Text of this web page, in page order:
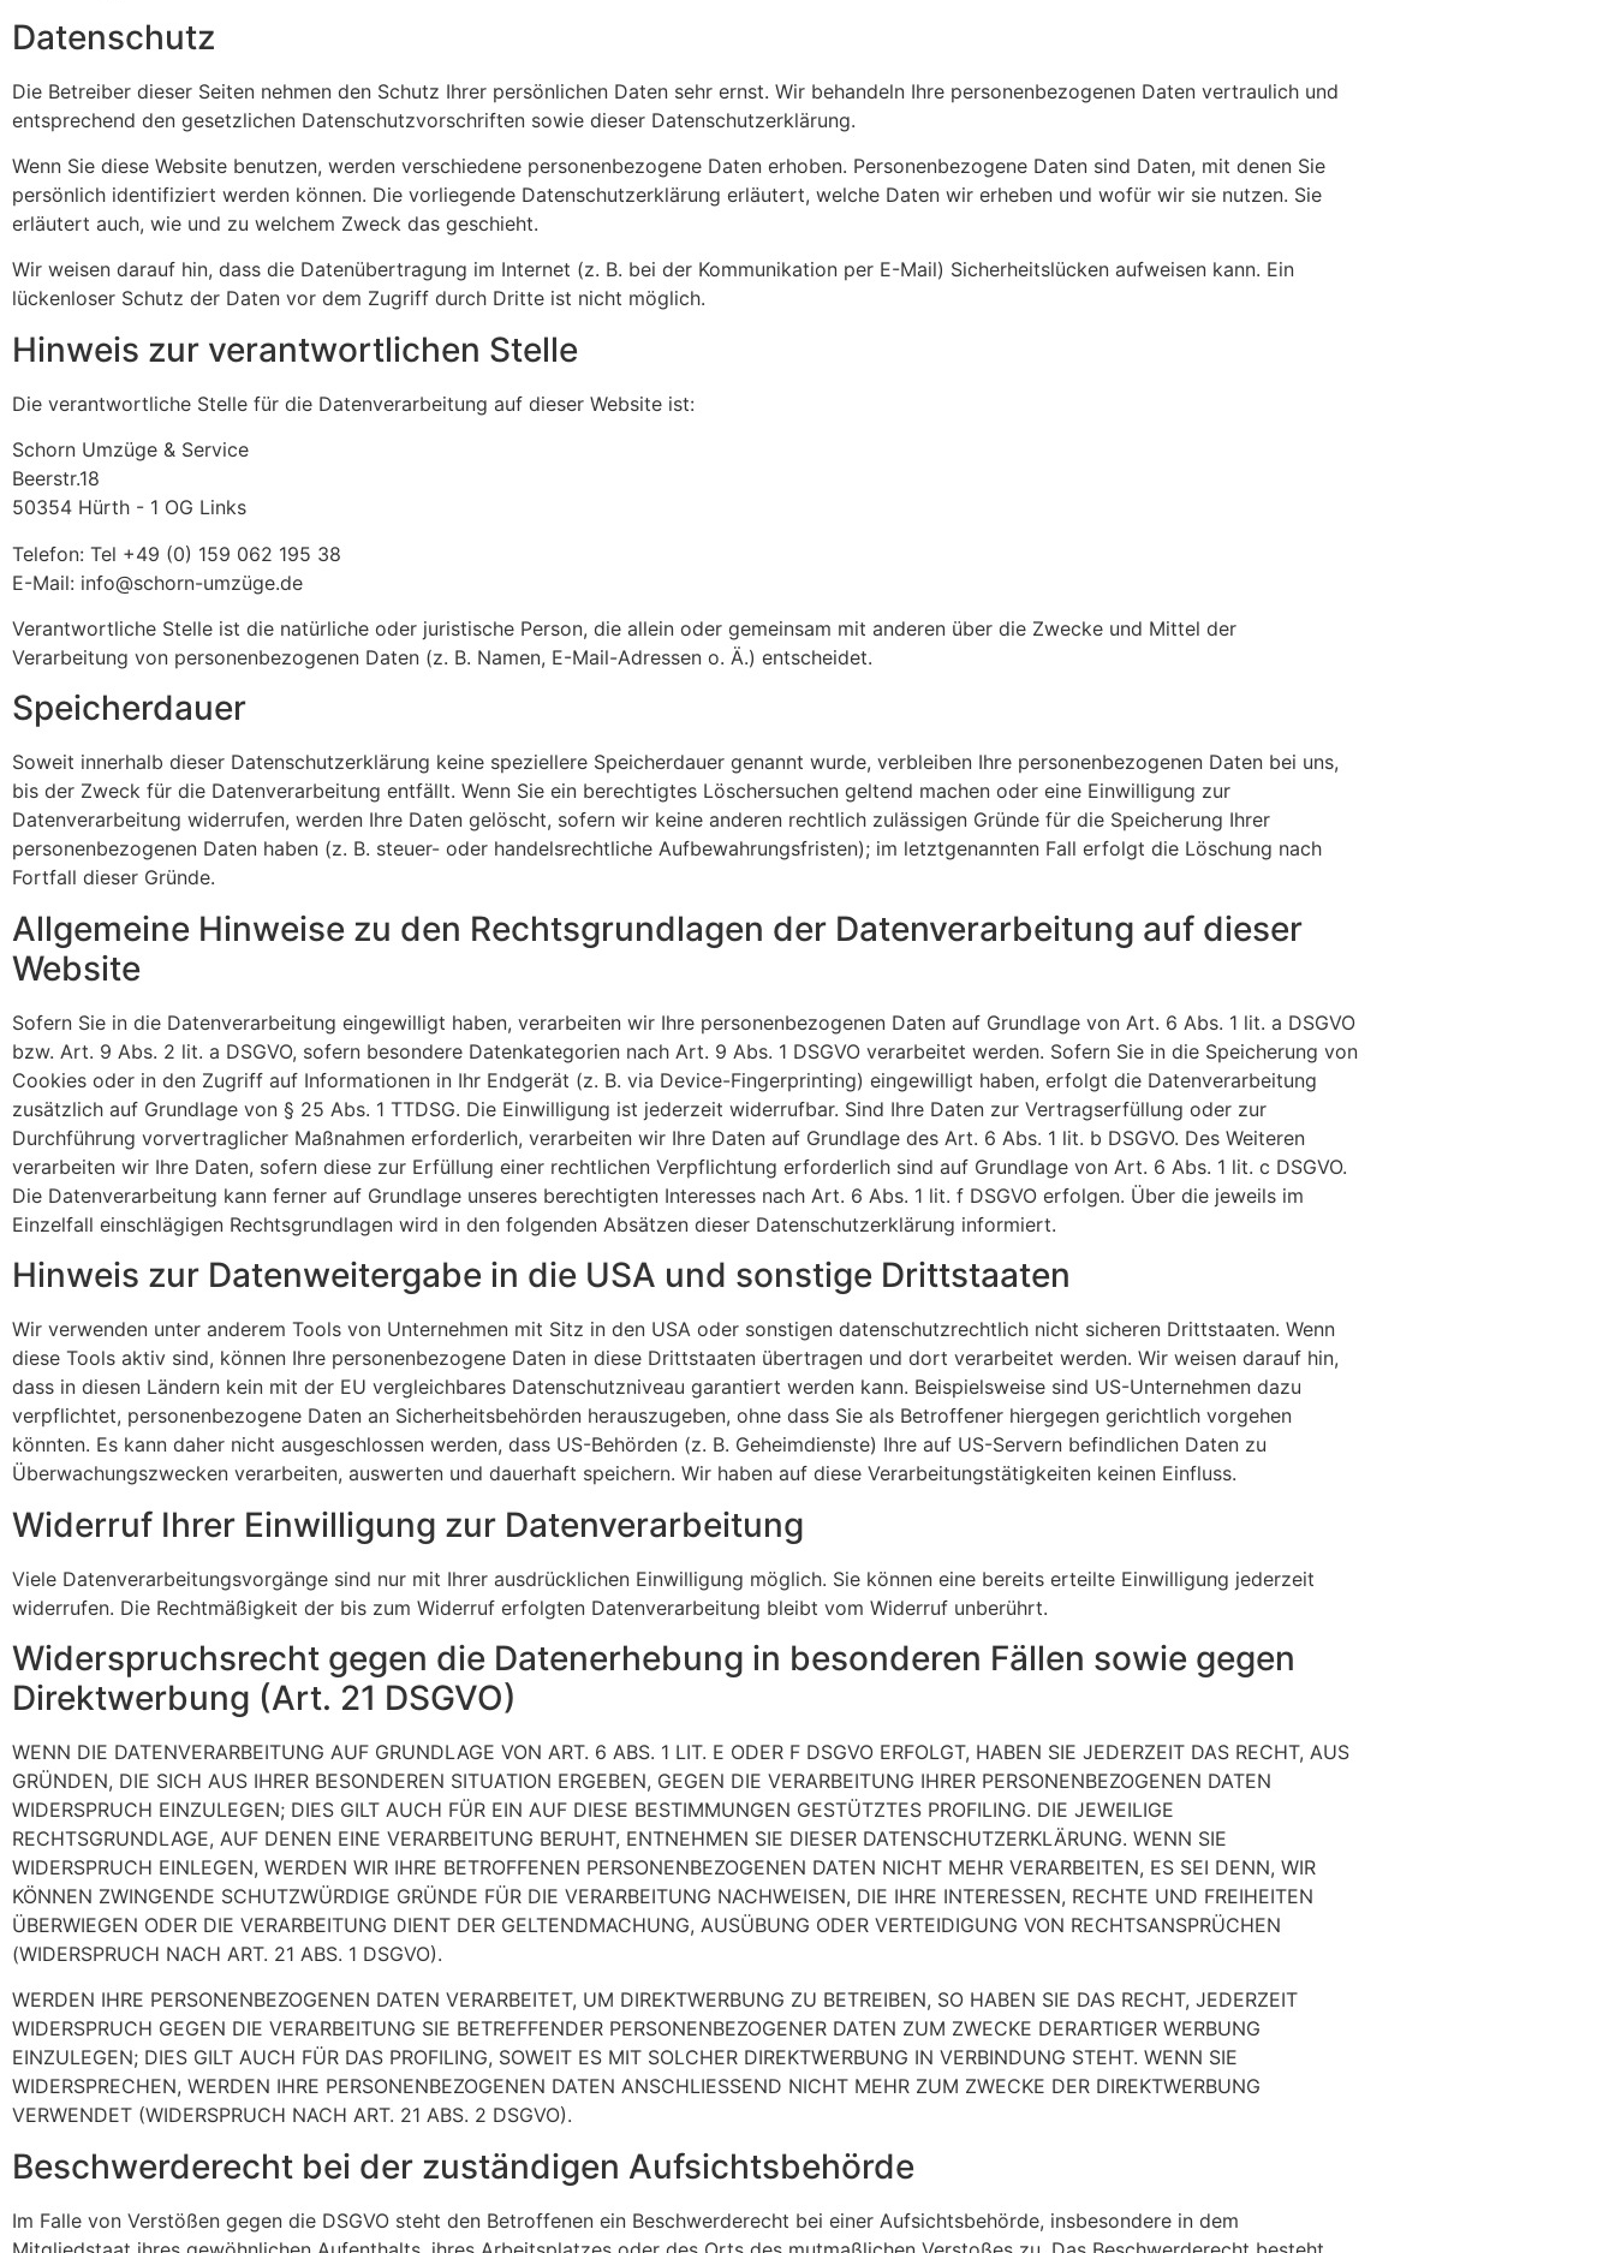
Datenschutz
Die Betreiber dieser Seiten nehmen den Schutz Ihrer persönlichen Daten sehr ernst. Wir behandeln Ihre personenbezogenen Daten vertraulich und
entsprechend den gesetzlichen Datenschutzvorschriften sowie dieser Datenschutzerklärung.
Wenn Sie diese Website benutzen, werden verschiedene personenbezogene Daten erhoben. Personenbezogene Daten sind Daten, mit denen Sie
persönlich identifiziert werden können. Die vorliegende Datenschutzerklärung erläutert, welche Daten wir erheben und wofür wir sie nutzen. Sie
erläutert auch, wie und zu welchem Zweck das geschieht.
Wir weisen darauf hin, dass die Datenübertragung im Internet (z. B. bei der Kommunikation per E-Mail) Sicherheitslücken aufweisen kann. Ein
lückenloser Schutz der Daten vor dem Zugriff durch Dritte ist nicht möglich.
Hinweis zur verantwortlichen Stelle
Die verantwortliche Stelle für die Datenverarbeitung auf dieser Website ist:
Schorn Umzüge & Service
Beerstr.18
50354 Hürth - 1 OG Links
Telefon: Tel +49 (0) 159 062 195 38
E-Mail: info@schorn-umzüge.de
Verantwortliche Stelle ist die natürliche oder juristische Person, die allein oder gemeinsam mit anderen über die Zwecke und Mittel der
Verarbeitung von personenbezogenen Daten (z. B. Namen, E-Mail-Adressen o. Ä.) entscheidet.
Speicherdauer
Soweit innerhalb dieser Datenschutzerklärung keine speziellere Speicherdauer genannt wurde, verbleiben Ihre personenbezogenen Daten bei uns,
bis der Zweck für die Datenverarbeitung entfällt. Wenn Sie ein berechtigtes Löschersuchen geltend machen oder eine Einwilligung zur
Datenverarbeitung widerrufen, werden Ihre Daten gelöscht, sofern wir keine anderen rechtlich zulässigen Gründe für die Speicherung Ihrer
personenbezogenen Daten haben (z. B. steuer- oder handelsrechtliche Aufbewahrungsfristen); im letztgenannten Fall erfolgt die Löschung nach
Fortfall dieser Gründe.
Allgemeine Hinweise zu den Rechtsgrundlagen der Datenverarbeitung auf dieser
Website
Sofern Sie in die Datenverarbeitung eingewilligt haben, verarbeiten wir Ihre personenbezogenen Daten auf Grundlage von Art. 6 Abs. 1 lit. a DSGVO
bzw. Art. 9 Abs. 2 lit. a DSGVO, sofern besondere Datenkategorien nach Art. 9 Abs. 1 DSGVO verarbeitet werden. Sofern Sie in die Speicherung von
Cookies oder in den Zugriff auf Informationen in Ihr Endgerät (z. B. via Device-Fingerprinting) eingewilligt haben, erfolgt die Datenverarbeitung
zusätzlich auf Grundlage von § 25 Abs. 1 TTDSG. Die Einwilligung ist jederzeit widerrufbar. Sind Ihre Daten zur Vertragserfüllung oder zur
Durchführung vorvertraglicher Maßnahmen erforderlich, verarbeiten wir Ihre Daten auf Grundlage des Art. 6 Abs. 1 lit. b DSGVO. Des Weiteren
verarbeiten wir Ihre Daten, sofern diese zur Erfüllung einer rechtlichen Verpflichtung erforderlich sind auf Grundlage von Art. 6 Abs. 1 lit. c DSGVO.
Die Datenverarbeitung kann ferner auf Grundlage unseres berechtigten Interesses nach Art. 6 Abs. 1 lit. f DSGVO erfolgen. Über die jeweils im
Einzelfall einschlägigen Rechtsgrundlagen wird in den folgenden Absätzen dieser Datenschutzerklärung informiert.
Hinweis zur Datenweitergabe in die USA und sonstige Drittstaaten
Wir verwenden unter anderem Tools von Unternehmen mit Sitz in den USA oder sonstigen datenschutzrechtlich nicht sicheren Drittstaaten. Wenn
diese Tools aktiv sind, können Ihre personenbezogene Daten in diese Drittstaaten übertragen und dort verarbeitet werden. Wir weisen darauf hin,
dass in diesen Ländern kein mit der EU vergleichbares Datenschutzniveau garantiert werden kann. Beispielsweise sind US-Unternehmen dazu
verpflichtet, personenbezogene Daten an Sicherheitsbehörden herauszugeben, ohne dass Sie als Betroffener hiergegen gerichtlich vorgehen
könnten. Es kann daher nicht ausgeschlossen werden, dass US-Behörden (z. B. Geheimdienste) Ihre auf US-Servern befindlichen Daten zu
Überwachungszwecken verarbeiten, auswerten und dauerhaft speichern. Wir haben auf diese Verarbeitungstätigkeiten keinen Einfluss.
Widerruf Ihrer Einwilligung zur Datenverarbeitung
Viele Datenverarbeitungsvorgänge sind nur mit Ihrer ausdrücklichen Einwilligung möglich. Sie können eine bereits erteilte Einwilligung jederzeit
widerrufen. Die Rechtmäßigkeit der bis zum Widerruf erfolgten Datenverarbeitung bleibt vom Widerruf unberührt.
Widerspruchsrecht gegen die Datenerhebung in besonderen Fällen sowie gegen
Direktwerbung (Art. 21 DSGVO)
WENN DIE DATENVERARBEITUNG AUF GRUNDLAGE VON ART. 6 ABS. 1 LIT. E ODER F DSGVO ERFOLGT, HABEN SIE JEDERZEIT DAS RECHT, AUS
GRÜNDEN, DIE SICH AUS IHRER BESONDEREN SITUATION ERGEBEN, GEGEN DIE VERARBEITUNG IHRER PERSONENBEZOGENEN DATEN
WIDERSPRUCH EINZULEGEN; DIES GILT AUCH FÜR EIN AUF DIESE BESTIMMUNGEN GESTÜTZTES PROFILING. DIE JEWEILIGE
RECHTSGRUNDLAGE, AUF DENEN EINE VERARBEITUNG BERUHT, ENTNEHMEN SIE DIESER DATENSCHUTZERKLÄRUNG. WENN SIE
WIDERSPRUCH EINLEGEN, WERDEN WIR IHRE BETROFFENEN PERSONENBEZOGENEN DATEN NICHT MEHR VERARBEITEN, ES SEI DENN, WIR
KÖNNEN ZWINGENDE SCHUTZWÜRDIGE GRÜNDE FÜR DIE VERARBEITUNG NACHWEISEN, DIE IHRE INTERESSEN, RECHTE UND FREIHEITEN
ÜBERWIEGEN ODER DIE VERARBEITUNG DIENT DER GELTENDMACHUNG, AUSÜBUNG ODER VERTEIDIGUNG VON RECHTSANSPRÜCHEN
(WIDERSPRUCH NACH ART. 21 ABS. 1 DSGVO).
WERDEN IHRE PERSONENBEZOGENEN DATEN VERARBEITET, UM DIREKTWERBUNG ZU BETREIBEN, SO HABEN SIE DAS RECHT, JEDERZEIT
WIDERSPRUCH GEGEN DIE VERARBEITUNG SIE BETREFFENDER PERSONENBEZOGENER DATEN ZUM ZWECKE DERARTIGER WERBUNG
EINZULEGEN; DIES GILT AUCH FÜR DAS PROFILING, SOWEIT ES MIT SOLCHER DIREKTWERBUNG IN VERBINDUNG STEHT. WENN SIE
WIDERSPRECHEN, WERDEN IHRE PERSONENBEZOGENEN DATEN ANSCHLIESSEND NICHT MEHR ZUM ZWECKE DER DIREKTWERBUNG
VERWENDET (WIDERSPRUCH NACH ART. 21 ABS. 2 DSGVO).
Beschwerde­recht bei der zuständigen Aufsichts­behörde
Im Falle von Verstößen gegen die DSGVO steht den Betroffenen ein Beschwerderecht bei einer Aufsichtsbehörde, insbesondere in dem